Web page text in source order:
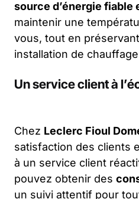
source d’énergie fiable
maintenir une
vous, tout en
installation de
Un service client à
Chez Leclerc Fioul
satisfaction des clients
à un service client
pouvez obtenir des
un suivi attentif pour